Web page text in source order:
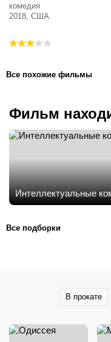
комедия
2018, США
Все похожие фильмы
Фильм
Интеллектуальные
Все подборки
В прокате